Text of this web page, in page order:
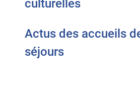
culturelles
Actus des accueils
séjours